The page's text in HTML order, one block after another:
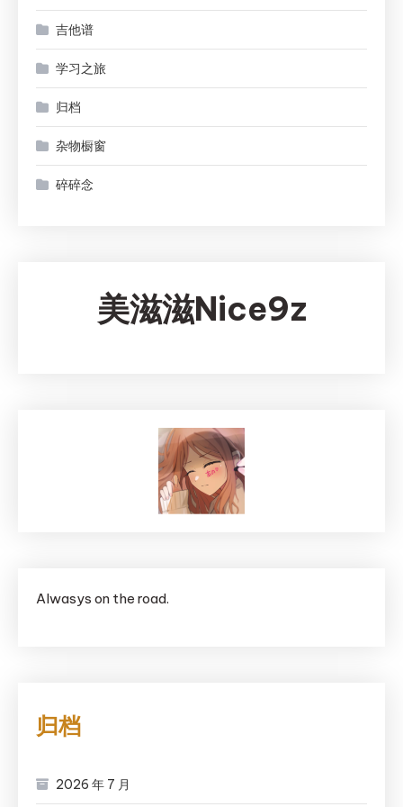
吉他谱
学习之旅
归档
杂物橱窗
碎碎念
美滋滋Nice9z
Alwasys on the road.
归档
2026 年 7 月